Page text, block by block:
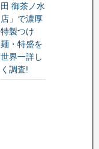
田 御茶ノ水
店」で濃厚
特製つけ
麺・特盛を
世界一詳し
く調査!